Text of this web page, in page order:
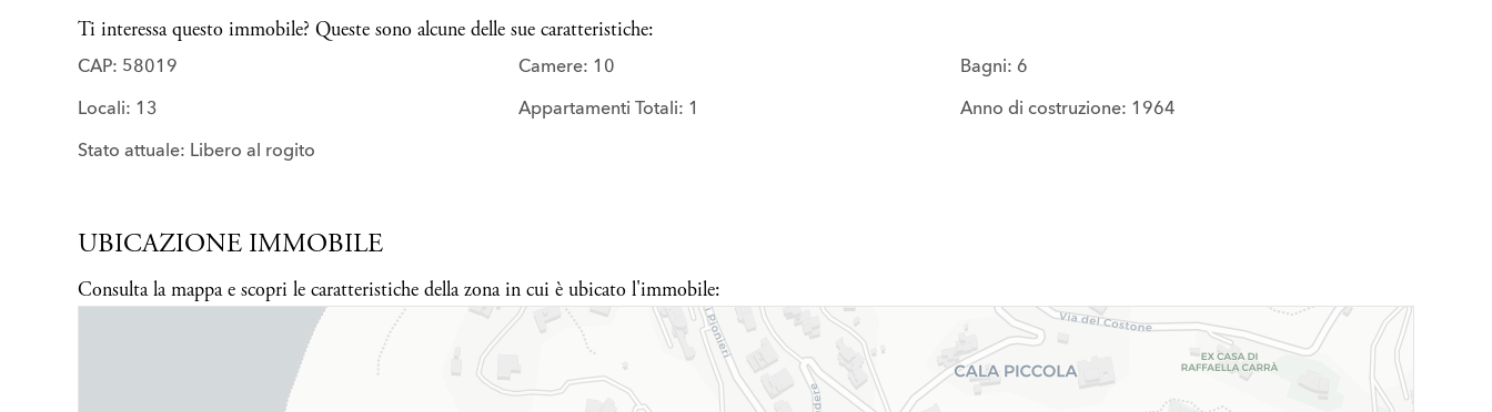
Ti interessa questo immobile? Queste sono alcune delle sue caratteristiche:
CAP: 58019 Camere: 10
Bagni: 6
Locali: 13
Appartamenti Totali: 1
Anno di costruzione: 1964
Stato attuale: Libero al rogito
UBICAZIONE IMMOBILE
Consulta la mappa e scopri le caratteristiche della zona in cui è ubicato l'immobile: